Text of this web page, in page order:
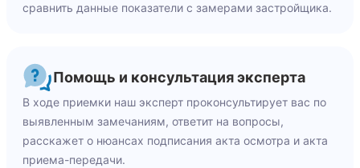
сравнить данные показатели с замерами застройщика.
Помощь и консультация эксперта
В ходе приемки наш эксперт проконсультирует вас по
выявленным замечаниям, ответит на вопросы,
расскажет о нюансах подписания акта осмотра и акта
приема-передачи.